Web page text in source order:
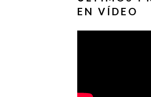
EN VÍDEO